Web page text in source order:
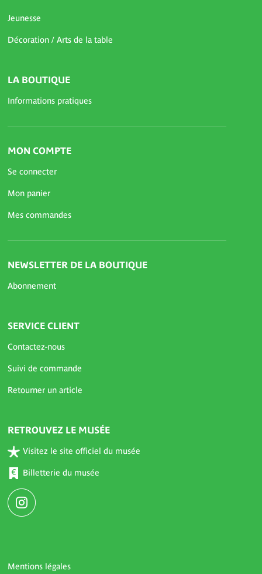
Jeunesse
Décoration / Arts de la table
LA BOUTIQUE
Informations pratiques
MON COMPTE
Se connecter
Mon panier
Mes commandes
NEWSLETTER DE LA BOUTIQUE
Abonnement
SERVICE CLIENT
Contactez-nous
Suivi de commande
Retourner un article
RETROUVEZ LE MUSÉE
Visitez le site officiel du musée
Billetterie du musée
Mentions légales